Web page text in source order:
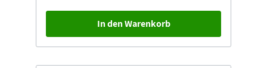
In den Warenkorb